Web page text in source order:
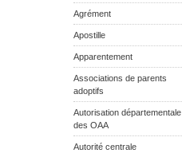
Agrément
Apostille
Apparentement
Associations de parents
adoptifs
Autorisation départementale
des OAA
Autorité centrale